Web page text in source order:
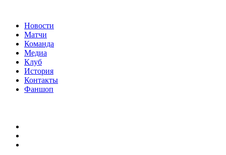
Новости
Матчи
Команда
Медиа
Клуб
История
Контакты
Фаншоп